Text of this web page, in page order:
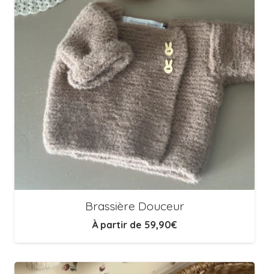
Brassière Douceur
À partir de 59,90€